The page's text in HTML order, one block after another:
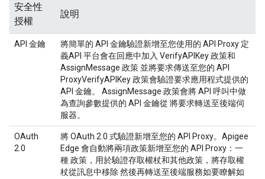
安全性
授權
說明
API 金鑰
將簡單的 API 金鑰驗證新增至您使用的 API Proxy 定
義API 平台會在回應中加入 VerifyAPIKey 政策和
AssignMessage 政策 並將要求傳送至您的 API
ProxyVerifyAPIKey 政策會驗證要求應用程式提供的
API 金鑰。 AssignMessage 政策會將 API 呼叫中做
為查詢參數提供的 API 金鑰從 將要求轉送至後端伺
服器。
OAuth
2.0
將 OAuth 2.0 式驗證新增至您的 API Proxy。Apigee
Edge 會自動將兩項政策新增至您的 API Proxy：一
種 政策，用於驗證存取權杖和其他政策，將存取權
杖從訊息中移除 然後再轉送至後端服務如要瞭解如